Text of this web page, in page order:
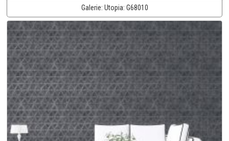
Galerie: Utopia: G68010